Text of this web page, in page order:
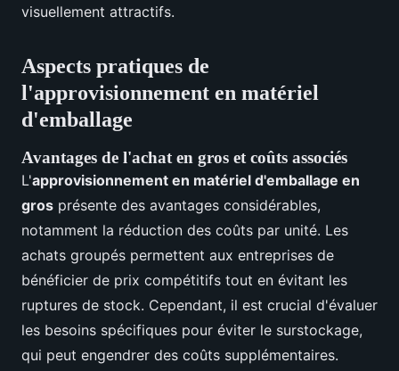
visuellement attractifs.
Aspects pratiques de
l'approvisionnement en matériel
d'emballage
Avantages de l'achat en gros et coûts associés
L'approvisionnement en matériel d'emballage en
gros présente des avantages considérables,
notamment la réduction des coûts par unité. Les
achats groupés permettent aux entreprises de
bénéficier de prix compétitifs tout en évitant les
ruptures de stock. Cependant, il est crucial d'évaluer
les besoins spécifiques pour éviter le surstockage,
qui peut engendrer des coûts supplémentaires.